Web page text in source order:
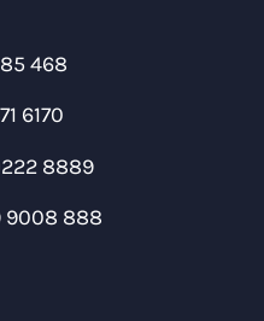
468
6170
8889
9008 888